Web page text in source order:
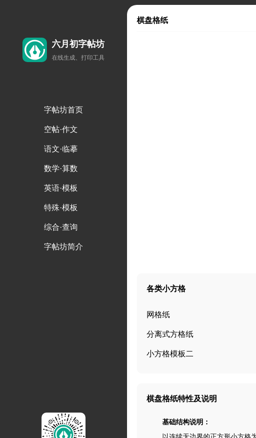
六月初字帖坊
在线生成、打印工具
字帖坊首页
空帖·作文
语文·临摹
数学·算数
英语·模板
特殊·模板
综合·查询
字帖坊简介
棋盘格纸
各类小方格
网格纸
分离式方格纸
小方格模板二
棋盘格纸特性及说明
基础结构说明：